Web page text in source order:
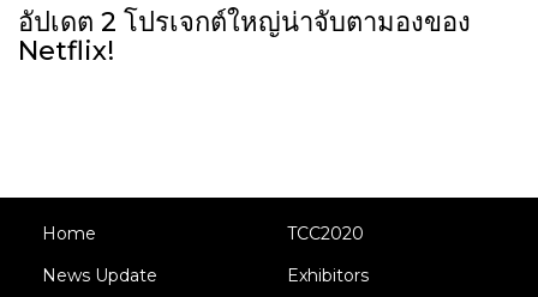
อัปเดต 2 โปรเจกต์ใหญ่น่าจับตามองของ
Netflix!
Home
News Update
TCC2020
Exhibitors